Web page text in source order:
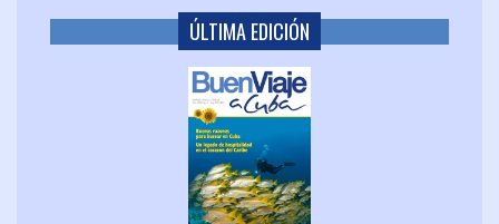
ÚLTIMA EDICIÓN